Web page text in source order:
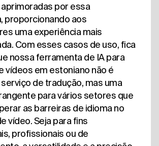
por essa
proporcionando aos
uma experiência mais
Com esses casos de uso, fica
nossa ferramenta de IA para
vídeos em estoniano não é
de tradução, mas uma
para vários setores que
as barreiras de idioma no
vídeo. Seja para fins
profissionais ou de